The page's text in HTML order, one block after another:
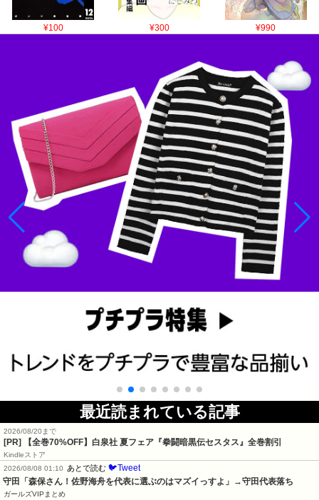
¥100 ¥300 ¥990
最近読まれている記事
2026/08/20まで
[PR] 【全巻70%OFF】白泉社 夏フェア『拳闘暗黒伝セスタス』全巻割引
Kindleストア
2026/08/08 01:10
あとで読む 🐦Tweet
守田「森保さん！佐野海舟を代表に選ぶのはマズイっすよ」→守田代表落ち
ガールズVIPまとめ